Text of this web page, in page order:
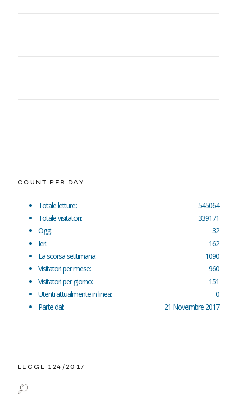
COUNT PER DAY
545064
Totale letture:
339171
Totale visitatori:
32
Oggi:
162
Ieri:
1090
La scorsa settimana:
960
Visitatori per mese:
151
Visitatori per giorno:
0
Utenti attualmente in linea:
21 Novembre 2017
Parte dal:
LEGGE 124/2017